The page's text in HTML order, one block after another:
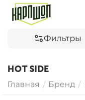
Фильтры
HOT SIDE
Главная / Бренд /